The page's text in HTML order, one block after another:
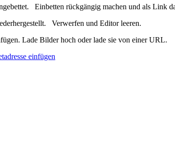
Einbetten rückgängig machen und als Link
Verwerfen und Editor leeren.
Lade Bilder hoch oder lade sie von einer URL.
einfügen